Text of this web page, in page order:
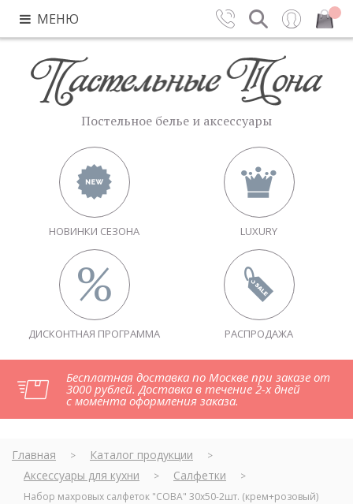
МЕНЮ Вход Закрыть
Постельное белье и аксессуары
НОВИНКИ СЕЗОНА LUXURY
ДИСКОНТНАЯ ПРОГРАММА РАСПРОДАЖА
Бесплатная доставка по Москве при заказе от
3000 рублей. Доставка в течение 2-х дней
с момента оформления заказа.
Главная > Каталог продукции >
Аксессуары для кухни > Салфетки
>
Набор махровых салфеток "СОВА" 30х50-2шт. (крем+розовый)